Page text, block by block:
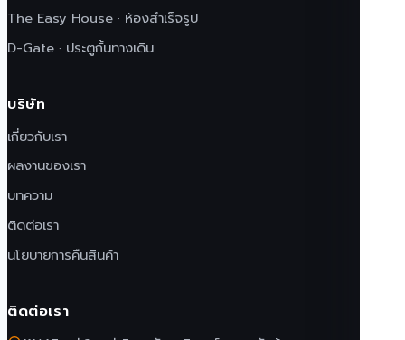
The Easy House · ห้องสำเร็จรูป
D-Gate · ประตูกั้นทางเดิน
บริษัท
เกี่ยวกับเรา
ผลงานของเรา
บทความ
ติดต่อเรา
นโยบายการคืนสินค้า
ติดต่อเรา